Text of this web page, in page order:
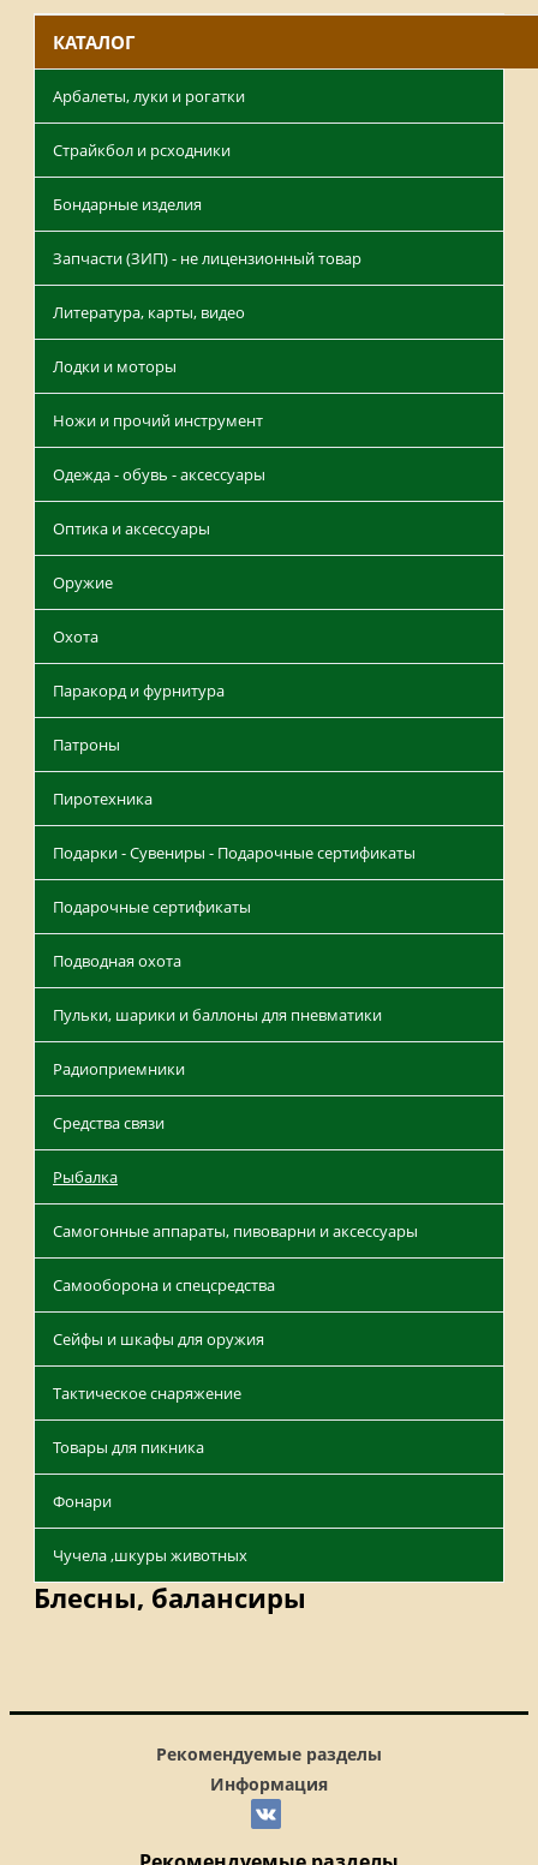
КАТАЛОГ
Арбалеты, луки и рогатки
Страйкбол и рсходники
Бондарные изделия
Запчасти (ЗИП) - не лицензионный товар
Литература, карты, видео
Лодки и моторы
Ножи и прочий инструмент
Одежда - обувь - аксессуары
Оптика и аксессуары
Оружие
Охота
Паракорд и фурнитура
Патроны
Пиротехника
Подарки - Сувениры - Подарочные сертификаты
Подарочные сертификаты
Подводная охота
Пульки, шарики и баллоны для пневматики
Радиоприемники
Средства связи
Рыбалка
Самогонные аппараты, пивоварни и аксессуары
Самооборона и спецсредства
Сейфы и шкафы для оружия
Тактическое снаряжение
Товары для пикника
Фонари
Чучела ,шкуры животных
Блесны, балансиры
Рекомендуемые разделы
Информация